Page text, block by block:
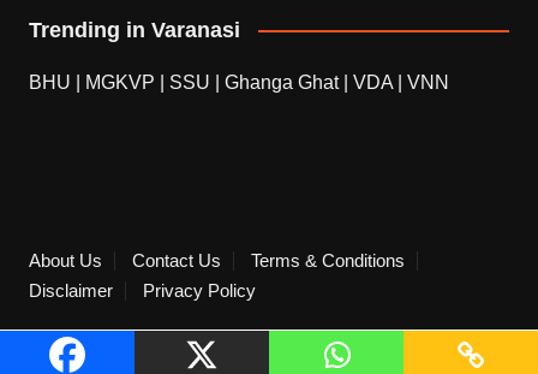
Trending in Varanasi
BHU MGKVP SSU Ghanga Ghat| VDA VNN
About Us Contact Us
Terms & Conditions
Disclaimer
Privacy Policy